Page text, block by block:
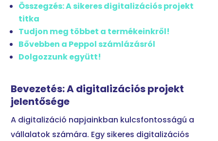
Összegzés: A sikeres digitalizációs projekt
titka
Tudjon meg többet a termékeinkről!
Bővebben a Peppol számlázásról
Dolgozzunk együtt!
Bevezetés: A digitalizációs projekt
jelentősége
A digitalizáció napjainkban kulcsfontosságú a
vállalatok számára. Egy sikeres digitalizációs